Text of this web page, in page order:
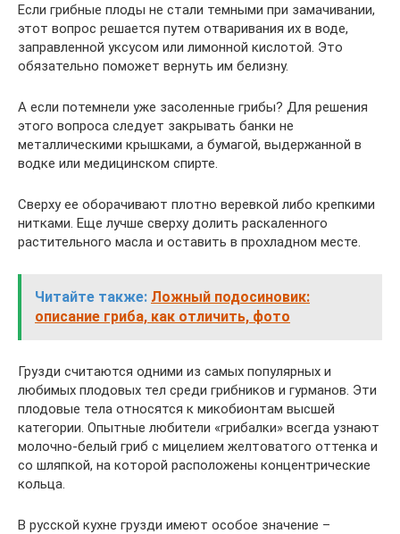
Если грибные плоды не стали темными при замачивании,
этот вопрос решается путем отваривания их в воде,
заправленной уксусом или лимонной кислотой. Это
обязательно поможет вернуть им белизну.
А если потемнели уже засоленные грибы? Для решения
этого вопроса следует закрывать банки не
металлическими крышками, а бумагой, выдержанной в
водке или медицинском спирте.
Сверху ее оборачивают плотно веревкой либо крепкими
нитками. Еще лучше сверху долить раскаленного
растительного масла и оставить в прохладном месте.
Читайте также: Ложный подосиновик:
описание гриба, как отличить, фото
Грузди считаются одними из самых популярных и
любимых плодовых тел среди грибников и гурманов. Эти
плодовые тела относятся к микобионтам высшей
категории. Опытные любители «грибалки» всегда узнают
молочно-белый гриб с мицелием желтоватого оттенка и
со шляпкой, на которой расположены концентрические
кольца.
В русской кухне грузди имеют особое значение –